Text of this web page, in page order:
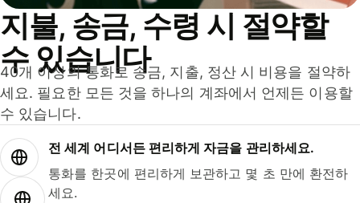
지불, 송금, 수령 시 절약할
수 있습니다
40개 이상의 통화로 송금, 지출, 정산 시 비용을 절약하
세요. 필요한 모든 것을 하나의 계좌에서 언제든 이용할
수 있습니다.
전 세계 어디서든 편리하게 자금을 관리하세요.
통화를 한곳에 편리하게 보관하고 몇 초 만에 환전하
세요.